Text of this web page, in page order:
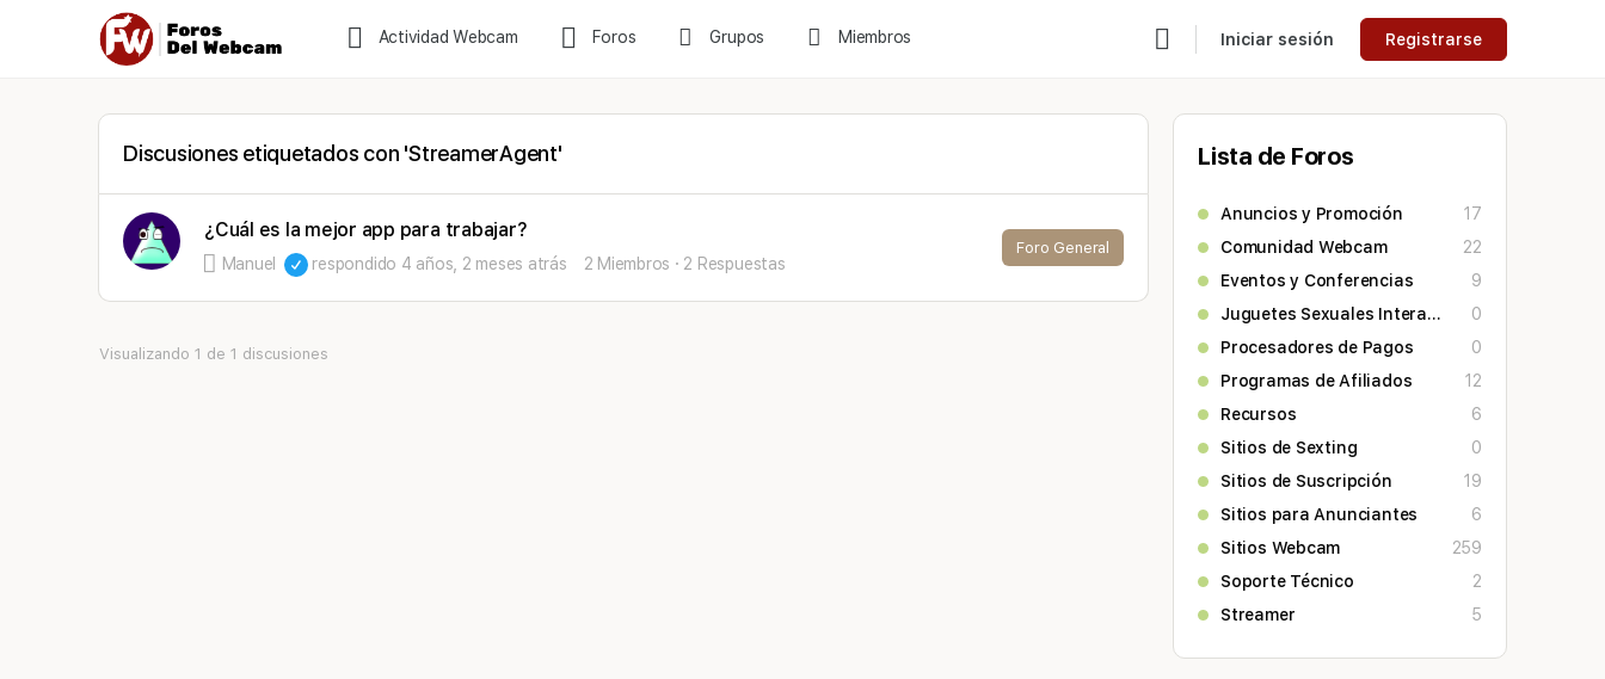
Actividad Webcam Foros Grupos Miembros Iniciar sesión Registrarse
Discusiones etiquetados con 'StreamerAgent'
¿Cuál es la mejor app para trabajar?
Manuel respondido 4 años, 2 meses atrás 2 Miembros · 2 Respuestas
Foro General
Visualizando 1 de 1 discusiones
Lista de Foros
Anuncios y Promoción
17
Comunidad Webcam
22
Eventos y Conferencias
9
Juguetes Sexuales Interactivos
0
Procesadores de Pagos
0
Programas de Afiliados
12
Recursos
6
Sitios de Sexting
0
Sitios de Suscripción
19
Sitios para Anunciantes
6
Sitios Webcam
259
Soporte Técnico
2
Streamer
5